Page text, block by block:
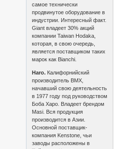
самое технически
продвинутое оборудование в
индустрии. Интересный факт.
Giant владеет 30% акций
компании Taiwan Hodaka,
которая, в свою очередь,
является поставщиком таких
марок как Bianchi.
Haro. Калифорнийский
производитель BMX,
начавший свою деятельность
в 1977 году под руководством
Боба Харо. Владеет брендом
Masi. Вся продукция
производится в Азии.
Основной поставщик-
компания Kenstone, чьи
заводы расположены в